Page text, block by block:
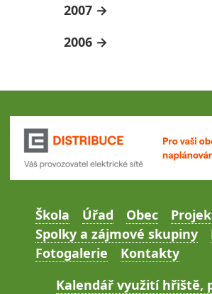
2007
2006
Škola Úřad Obec
Spolky a zájmové skupiny
Fotogalerie
Kontakty
Kalendář využití hřiště,